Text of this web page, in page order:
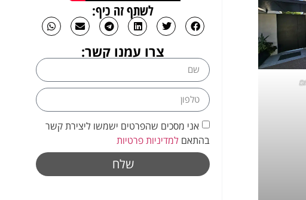
לשתף זה כיף:
צרו עמנו קשר:
אני מסכים שהפרטים ישמשו ליצירת קשר
בהתאם למדיניות פרטיות
שלח